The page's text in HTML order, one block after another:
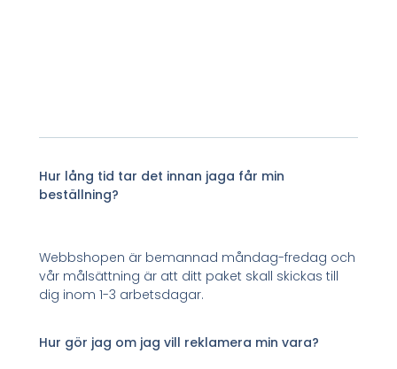
Hur lång tid tar det innan jaga får min
beställning?
Webbshopen är bemannad måndag-fredag och
vår målsättning är att ditt paket skall skickas till
dig inom 1-3 arbetsdagar.
Hur gör jag om jag vill reklamera min vara?